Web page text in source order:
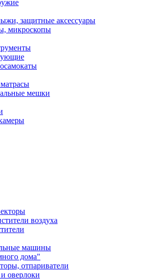
защитные аксессуары
микроскопы
мешки
воздуха
машины
дома"
отпариватели
оверлоки